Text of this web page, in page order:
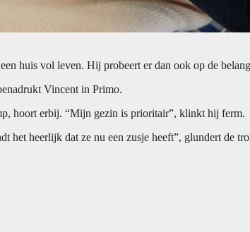
huis vol leven. Hij probeert er dan ook op de
Vincent in Primo.
hoort erbij. “Mijn gezin is prioritair”, klinkt hij ferm.
heerlijk dat ze nu een zusje heeft”, glundert de